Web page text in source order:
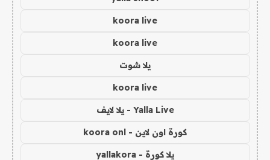
koora live
koora live
يلا شوت
koora live
Yalla Live - يلا لايف
كورة اون لاين - koora onl
يلا كورة - yallakora